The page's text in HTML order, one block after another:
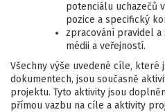
potenciálu uchazečů
pozice a specifický
zpracování pravidel
médii a veřejností.
Všechny výše uvedené cíle, které
dokumentech, jsou současně
projektu. Tyto aktivity jsou
přímou vazbu na cíle a aktivity